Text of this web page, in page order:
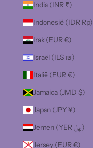
India (INR ₹)
Indonesië (IDR Rp)
Irak (EUR €)
Israël (ILS ₪)
Italië (EUR €)
Jamaica (JMD $)
Japan (JPY ¥)
Jemen (YER ﷼)
Jersey (EUR €)